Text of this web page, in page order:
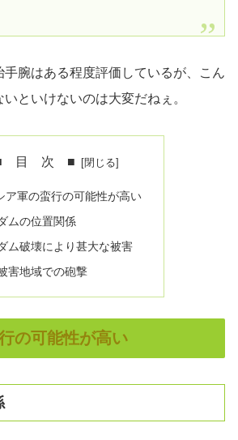
手腕はある程度評価しているが、こん
といけないのは大変だねぇ。
目 次 ■
ア軍の蛮行の可能性が高い
ムの位置関係
ム破壊により甚大な被害
害地域での砲撃
の可能性が高い